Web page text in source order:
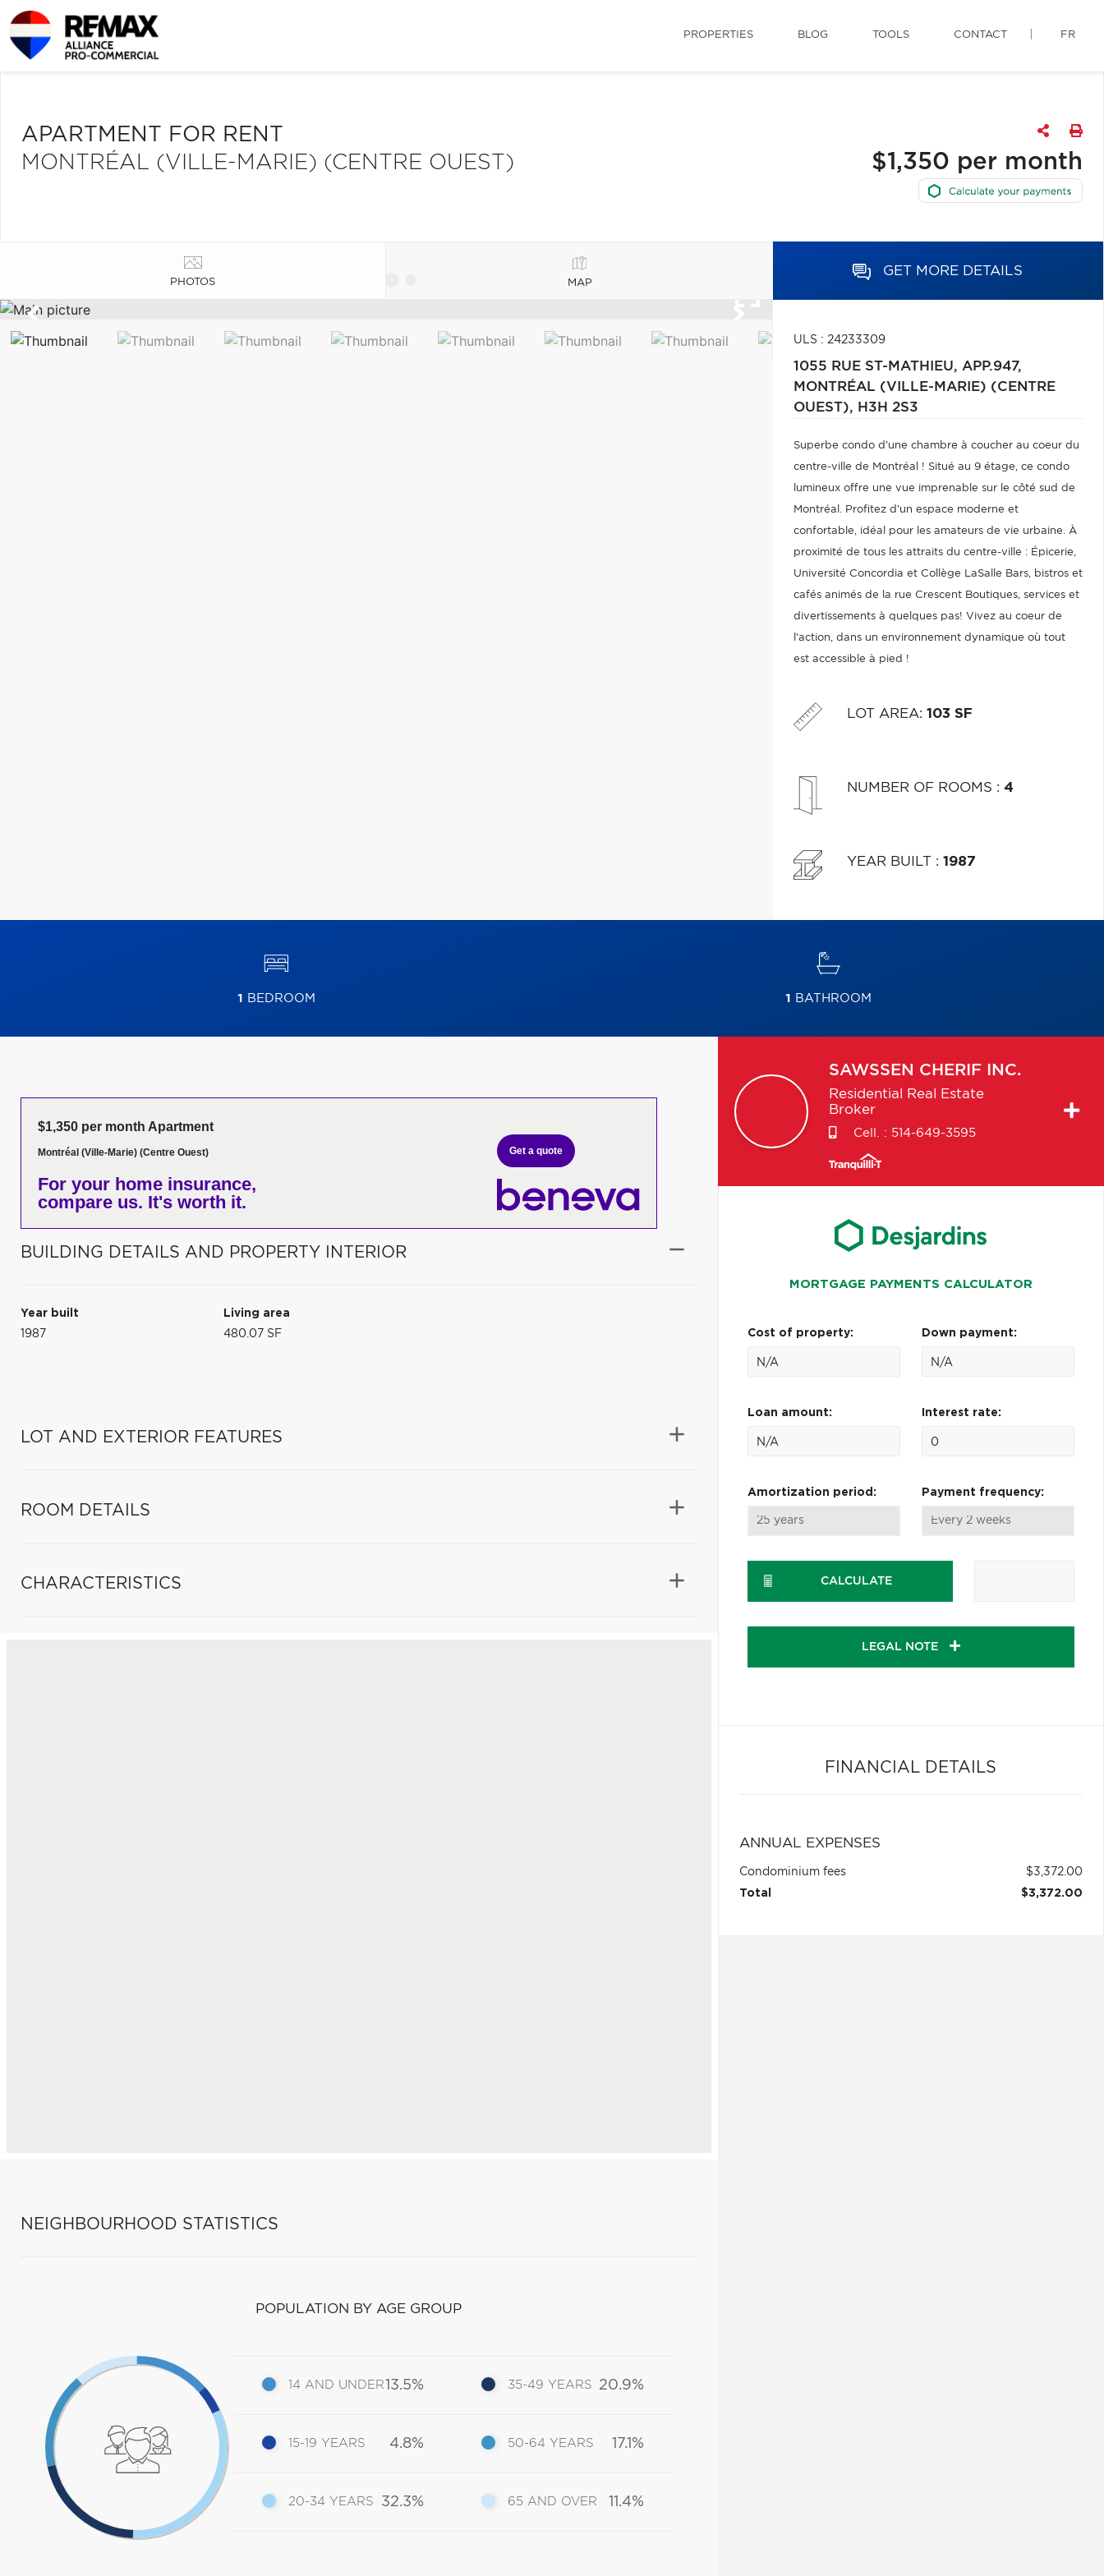
PROPERTIES BLOG TOOLS CONTACT FR
APARTMENT FOR RENT
MONTRÉAL (VILLE-MARIE) (CENTRE OUEST)
$1,350 per month
PHOTOS MAP
GET MORE DETAILS
ULS : 24233309
1055 RUE ST-MATHIEU, APP.947,
MONTRÉAL (VILLE-MARIE) (CENTRE
OUEST), H3H 2S3
Superbe condo d'une chambre à coucher au coeur du
centre-ville de Montréal ! Situé au 9 étage, ce condo
lumineux offre une vue imprenable sur le côté sud de
Montréal. Profitez d'un espace moderne et
confortable, idéal pour les amateurs de vie urbaine. À
proximité de tous les attraits du centre-ville : Épicerie,
Université Concordia et Collège LaSalle Bars, bistros et
cafés animés de la rue Crescent Boutiques, services et
divertissements à quelques pas! Vivez au coeur de
l'action, dans un environnement dynamique où tout
est accessible à pied !
LOT AREA: 103 SF
NUMBER OF ROOMS : 4
YEAR BUILT : 1987
1 BEDROOM 1 BATHROOM
$1,350 per month Apartment
Montréal (Ville-Marie) (Centre Ouest)
For your home insurance,
compare us. It's worth it.
Get a quote
BUILDING DETAILS AND PROPERTY INTERIOR
Year built
1987
Living area
480.07 SF
LOT AND EXTERIOR FEATURES
ROOM DETAILS
CHARACTERISTICS
NEIGHBOURHOOD STATISTICS
POPULATION BY AGE GROUP
14 AND UNDER13.5%
15-19 YEARS 4.8%
20-34 YEARS 32.3%
35-49 YEARS 20.9%
50-64 YEARS 17.1%
65 AND OVER 11.4%
SAWSSEN CHERIF INC.
Residential Real Estate
Broker
Cell. : 514-649-3595
MORTGAGE PAYMENTS CALCULATOR
Cost of property: Down payment:
Loan amount: Interest rate:
Amortization period: Payment frequency:
CALCULATE
LEGAL NOTE
FINANCIAL DETAILS
ANNUAL EXPENSES
Condominium fees
$3,372.00
Total
$3,372.00